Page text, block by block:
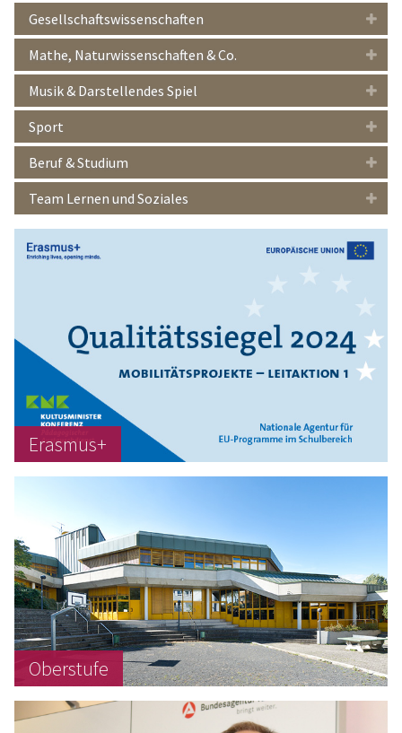
Gesellschaftswissenschaften
Mathe, Naturwissenschaften & Co.
Musik & Darstellendes Spiel
Sport
Beruf & Studium
Team Lernen und Soziales
Erasmus+
Oberstufe